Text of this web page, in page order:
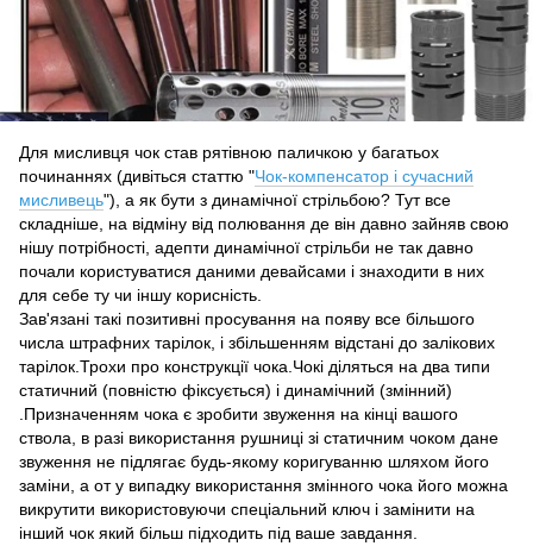
Для мисливця чок став рятівною паличкою у багатьох
починаннях (дивіться статтю "Чок-компенсатор і сучасний
мисливець"), а як бути з динамічної стрільбою? Тут все
складніше, на відміну від полювання де він давно зайняв свою
нішу потрібності, адепти динамічної стрільби не так давно
почали користуватися даними девайсами і знаходити в них
для себе ту чи іншу корисність.
Зав'язані такі позитивні просування на появу все більшого
числа штрафних тарілок, і збільшенням відстані до залікових
тарілок.Трохи про конструкції чока.Чокі діляться на два типи
статичний (повністю фіксується) і динамічний (змінний)
.Призначенням чока є зробити звуження на кінці вашого
ствола, в разі використання рушниці зі статичним чоком дане
звуження не підлягає будь-якому коригуванню шляхом його
заміни, а от у випадку використання змінного чока його можна
викрутити використовуючи спеціальний ключ і замінити на
інший чок який більш підходить під ваше завдання.